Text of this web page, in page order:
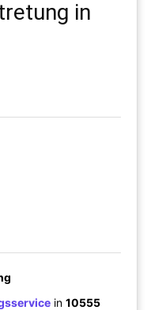
in
in10555